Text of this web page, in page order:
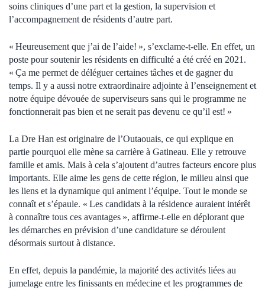
soins cliniques d’une part et la gestion, la supervision et
l’accompagnement de résidents d’autre part.
« Heureusement que j’ai de l’aide! », s’exclame-t-elle. En effet, un
poste pour soutenir les résidents en difficulté a été créé en 2021.
« Ça me permet de déléguer certaines tâches et de gagner du
temps. Il y a aussi notre extraordinaire adjointe à l’enseignement et
notre équipe dévouée de superviseurs sans qui le programme ne
fonctionnerait pas bien et ne serait pas devenu ce qu’il est! »
La Dre Han est originaire de l’Outaouais, ce qui explique en
partie pourquoi elle mène sa carrière à Gatineau. Elle y retrouve
famille et amis. Mais à cela s’ajoutent d’autres facteurs encore plus
importants. Elle aime les gens de cette région, le milieu ainsi que
les liens et la dynamique qui animent l’équipe. Tout le monde se
connaît et s’épaule. « Les candidats à la résidence auraient intérêt
à connaître tous ces avantages », affirme-t-elle en déplorant que
les démarches en prévision d’une candidature se déroulent
désormais surtout à distance.
En effet, depuis la pandémie, la majorité des activités liées au
jumelage entre les finissants en médecine et les programmes de